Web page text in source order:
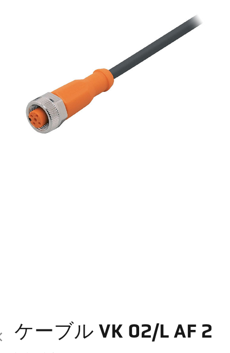
ケーブル VK 02/L AF 2